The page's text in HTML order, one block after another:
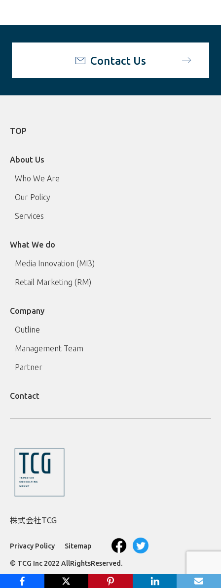
Contact Us
TOP
About Us
Who We Are
Our Policy
Services
What We do
Media Innovation (MI3)
Retail Marketing (RM)
Company
Outline
Management Team
Partner
Contact
株式会社TCG
Privacy Policy Sitemap
© TCG Inc 2022 AllRightsReserved.